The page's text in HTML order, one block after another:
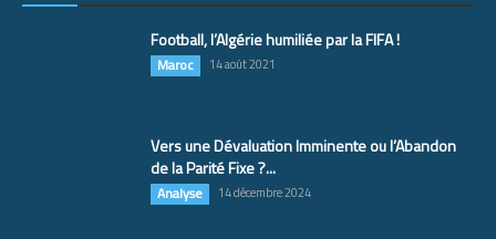
Football, l’Algérie humiliée par la FIFA !
Maroc 14 août 2021
Vers une Dévaluation Imminente ou l’Abandon
de la Parité Fixe ?...
Analyse 14 décembre 2024